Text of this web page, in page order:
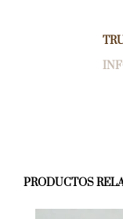
PRODUCTOS